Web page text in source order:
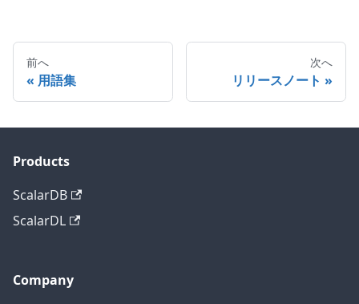
前へ
用語集
次へ
リリースノート
Products
ScalarDB
ScalarDL
Company